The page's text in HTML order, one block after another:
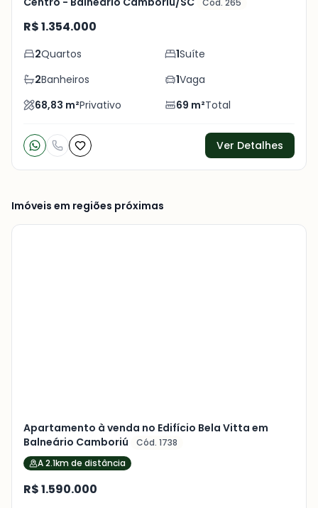
R$ 1.354.000
2Quartos 1Suíte
2Banheiros 1Vaga
68,83 m²Privativo 69 m²Total
Ver Detalhes
Imóveis em regiões próximas
Apartamento à venda no Edifício Bela Vitta em
Balneário Camboriú
Cód. 1738
A 2.1km de distância
R$ 1.590.000